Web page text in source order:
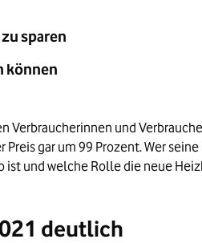
sparen
können
Verbraucherinnen und
gar um 99 Prozent. Wer
und welche Rolle die neue
deutlich